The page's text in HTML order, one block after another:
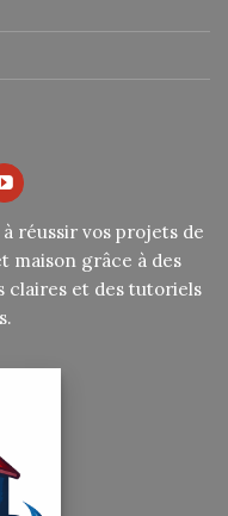
réussir vos projets de
maison grâce à des
claires et des tutoriels